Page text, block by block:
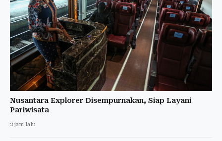
Nusantara Explorer Disempurnakan, Siap Layani
Pariwisata
2 jam lalu